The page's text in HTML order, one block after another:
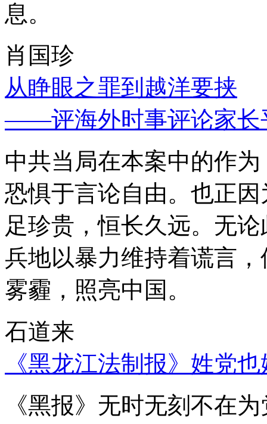
息。
肖国珍
从睁眼之罪到越洋要挟
——评海外时事评论家长
中共当局在本案中的作
恐惧于言论自由。也正
足珍贵，恒长久远。无
兵地以暴力维持着谎言
雾霾，照亮中国。
石道来
《黑龙江法制报》姓党
《黑报》无时无刻不在